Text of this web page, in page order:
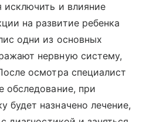
исключить и влияние
на развитие ребенка
одни из основных
нервную систему,
осмотра специалист
обследование, при
будет назначено лечение,